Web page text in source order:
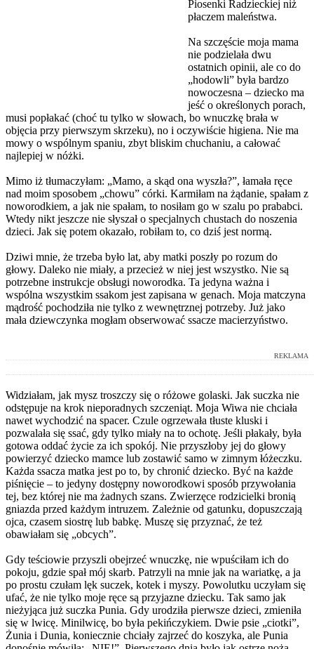
Piosenki Radzieckiej niż
płaczem maleństwa.
Na szczęście moja mama
nie podzielała dwu
ostatnich opinii, ale co do
„hodowli” była bardzo
nowoczesna – dziecko ma
jeść o określonych porach,
musi popłakać (choć tu tylko w słowach, bo wnuczkę brała w
objęcia przy pierwszym skrzeku), no i oczywiście higiena. Nie ma
mowy o wspólnym spaniu, zbyt bliskim chuchaniu, a całować
najlepiej w nóżki.
Mimo iż tłumaczyłam: „Mamo, a skąd ona wyszła?”, łamała ręce
nad moim sposobem „chowu” córki. Karmiłam na żądanie, spałam z
noworodkiem, a jak nie spałam, to nosiłam go w szalu po prababci.
Wtedy nikt jeszcze nie słyszał o specjalnych chustach do noszenia
dzieci. Jak się potem okazało, robiłam to, co dziś jest normą.
Dziwi mnie, że trzeba było lat, aby matki poszły po rozum do
głowy. Daleko nie miały, a przecież w niej jest wszystko. Nie są
potrzebne instrukcje obsługi noworodka. Ta jedyna ważna i
wspólna wszystkim ssakom jest zapisana w genach. Moja matczyna
mądrość pochodziła nie tylko z wewnętrznej potrzeby. Już jako
mała dziewczynka mogłam obserwować ssacze macierzyństwo.
REKLAMA
Widziałam, jak mysz troszczy się o różowe golaski. Jak suczka nie
odstępuje na krok nieporadnych szczeniąt. Moja Wiwa nie chciała
nawet wychodzić na spacer. Czule ogrzewała tłuste kluski i
pozwalała się ssać, gdy tylko miały na to ochotę. Jeśli płakały, była
gotowa oddać życie za ich spokój. Nie przyszłoby jej do głowy
powierzyć dziecko mamce lub zostawić samo w zimnym łóżeczku.
Każda ssacza matka jest po to, by chronić dziecko. Być na każde
piśnięcie – to jedyny dostępny noworodkowi sposób przywołania
tej, bez której nie ma żadnych szans. Zwierzęce rodzicielki bronią
gniazda przed każdym intruzem. Zależnie od gatunku, dopuszczają
ojca, czasem siostrę lub babkę. Muszę się przyznać, że też
obawiałam się „obcych”.
Gdy teściowie przyszli obejrzeć wnuczkę, nie wpuściłam ich do
pokoju, gdzie spał mój skarb. Patrzyli na mnie jak na wariatkę, a ja
po prostu czułam lęk suczek, kotek i myszy. Powolutku uczyłam się
ufać, że nie tylko moje ręce są przyjazne dziecku. Tak samo jak
nieżyjąca już suczka Punia. Gdy urodziła pierwsze dzieci, zmieniła
się w lwicę. Minilwicę, bo była pekińczykiem. Dwie psie „ciotki”,
Żunia i Dunia, koniecznie chciały zajrzeć do koszyka, ale Punia